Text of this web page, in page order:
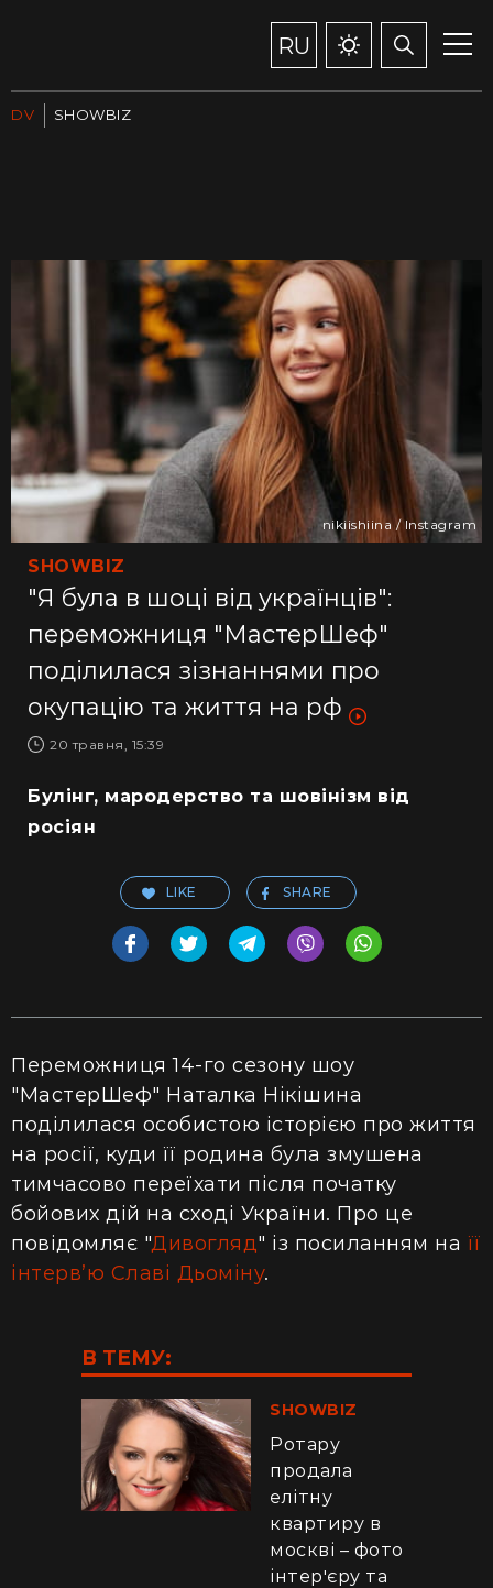
RU
DV SHOWBIZ
SHOWBIZ
"Я була в шоці від українців":
переможниця "МастерШеф"
поділилася зізнаннями про
окупацію та життя на рф
20 травня, 15:39
nikiishiina / Instagram
Булінг, мародерство та шовінізм від
росіян
LIKE SHARE
Переможниця 14-го сезону шоу
"МастерШеф" Наталка Нікішина
поділилася особистою історією про життя
на росії, куди її родина була змушена
тимчасово переїхати після початку
бойових дій на сході України. Про це
повідомляє "Дивогляд" із посиланням на її
інтерв’ю Славі Дьоміну.
В ТЕМУ:
SHOWBIZ
Ротару
продала
елітну
квартиру в
москві – фото
інтерʼєру та